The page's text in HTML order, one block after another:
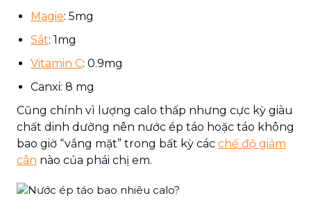
Magie: 5mg
Sắt: 1mg
Vitamin C: 0.9mg
Canxi: 8 mg
Cũng chính vì lượng calo thấp nhưng cực kỳ giàu
chất dinh dưỡng nên nước ép táo hoặc táo không
bao giờ “vắng mặt” trong bất kỳ các chế độ giảm
cân nào của phái chị em.